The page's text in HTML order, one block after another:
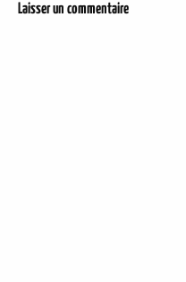
Laisser un commentaire